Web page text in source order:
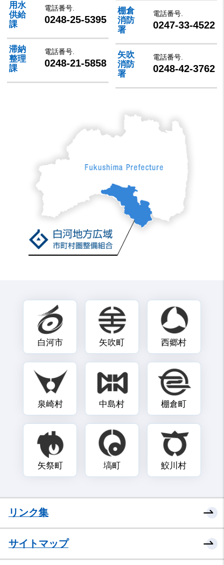
用水
供給
課
電話番号.
0248-25-5395
滞納
整理
課
電話番号.
0248-21-5858
棚倉
消防
署
電話番号.
0247-33-4522
矢吹
消防
署
電話番号.
0248-42-3762
白河市 矢吹町 西郷村
泉崎村 中島村 棚倉町
矢祭町 塙町 鮫川村
リンク集
サイトマップ